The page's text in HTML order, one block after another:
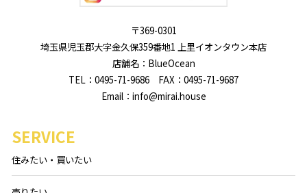
〒369-0301
埼玉県児玉郡大字金久保359番地1 上里イオンタウン本店
店舗名：BlueOcean
TEL：0495-71-9686 FAX：0495-71-9687
Email：info@mirai.house
SERVICE
住みたい・買いたい